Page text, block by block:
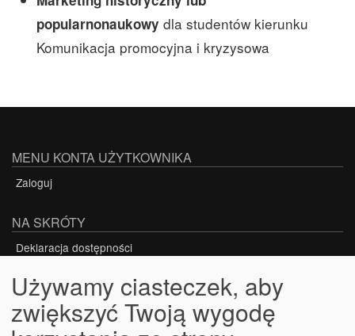
popularnonaukowy dla studentów kierunku
Komunikacja promocyjna i kryzysowa
MENU KONTA UŻYTKOWNIKA
Zaloguj
NA SKRÓTY
Deklaracja dostępności
Projekt nr POWR.03.05.00-00-Z301/18-00
Używamy ciasteczek, aby
zwiększyć Twoją wygodę